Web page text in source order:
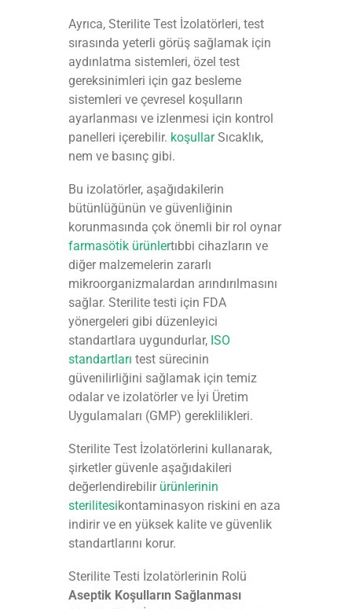
Ayrıca, Sterilite Test İzolatörleri, test
sırasında yeterli görüş sağlamak için
aydınlatma sistemleri, özel test
gereksinimleri için gaz besleme
sistemleri ve çevresel koşulların
ayarlanması ve izlenmesi için kontrol
panelleri içerebilir. koşullarSıcaklık,
nem ve basınç gibi.
Bu izolatörler, aşağıdakilerin
bütünlüğünün ve güvenliğinin
korunmasında çok önemli bir rol oynar
farmasöti̇k ürünlertıbbi cihazların ve
diğer malzemelerin zararlı
mikroorganizmalardan arındırılmasını
sağlar. Sterilite testi için FDA
yönergeleri gibi düzenleyici
standartlara uygundurlar, ISO
standartları test sürecinin
güvenilirliğini sağlamak için temiz
odalar ve izolatörler ve İyi Üretim
Uygulamaları (GMP) gereklilikleri.
Sterilite Test İzolatörlerini kullanarak,
şirketler güvenle aşağıdakileri
değerlendirebilir ürünlerinin
sterilitesikontaminasyon riskini en aza
indirir ve en yüksek kalite ve güvenlik
standartlarını korur.
Sterilite Testi İzolatörlerinin Rolü
Aseptik Koşulların Sağlanması